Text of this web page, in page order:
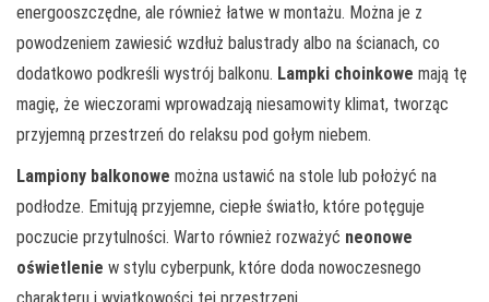
energooszczędne, ale również łatwe w montażu. Można je z
powodzeniem zawiesić wzdłuż balustrady albo na ścianach, co
dodatkowo podkreśli wystrój balkonu. Lampki choinkowe mają tę
magię, że wieczorami wprowadzają niesamowity klimat, tworząc
przyjemną przestrzeń do relaksu pod gołym niebem.
Lampiony balkonowe można ustawić na stole lub położyć na
podłodze. Emitują przyjemne, ciepłe światło, które potęguje
poczucie przytulności. Warto również rozważyć neonowe
oświetlenie w stylu cyberpunk, które doda nowoczesnego